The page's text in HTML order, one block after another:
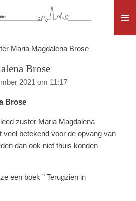
Maria Magdalena Brose
Brose
2021 om 11:17
Brose
zuster Maria Magdalena
veel betekend voor de opvang van
dan ook niet thuis konden
een boek ” Terugzien in